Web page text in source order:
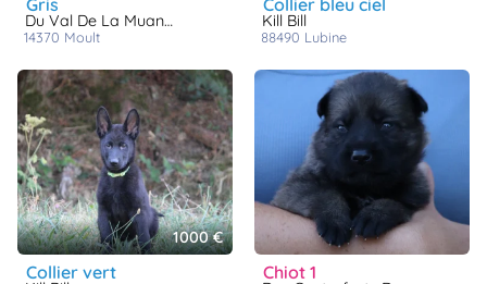
gris
Du Val De La Muance
14370 moult
collier bleu ciel
Kill Bill
88490 lubine
1000 €
collier vert chiot 1